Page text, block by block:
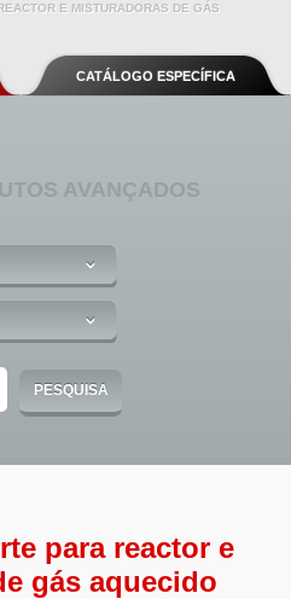
E MISTURADORAS DE GÁS
CATÁLOGO ESPECÍFICA
AVANÇADOS
para reactor e
gás aquecido